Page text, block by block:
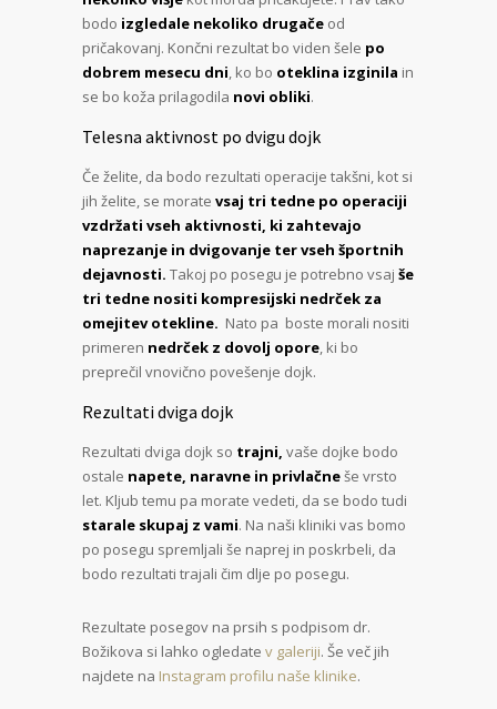
bodo izgledale nekoliko drugače od
pričakovanj. Končni rezultat bo viden šele po
dobrem mesecu dni, ko bo oteklina izginila in
se bo koža prilagodila novi obliki.
Telesna aktivnost po dvigu dojk
Če želite, da bodo rezultati operacije takšni, kot si
jih želite, se morate vsaj tri tedne po operaciji
vzdržati vseh aktivnosti, ki zahtevajo
naprezanje in dvigovanje ter vseh športnih
dejavnosti. Takoj po posegu je potrebno vsaj še
tri tedne nositi kompresijski nedrček za
omejitev otekline. Nato pa boste morali nositi
primeren nedrček z dovolj opore, ki bo
preprečil vnovično povešenje dojk.
Rezultati dviga dojk
Rezultati dviga dojk so trajni, vaše dojke bodo
ostale napete, naravne in privlačneše vrsto
let. Kljub temu pa morate vedeti, da se bodo tudi
starale skupaj z vami. Na naši kliniki vas bomo
po posegu spremljali še naprej in poskrbeli, da
bodo rezultati trajali čim dlje po posegu.
Rezultate posegov na prsih s podpisom dr.
Božikova si lahko ogledate v galeriji. Še več jih
najdete na Instagram profilu naše klinike.